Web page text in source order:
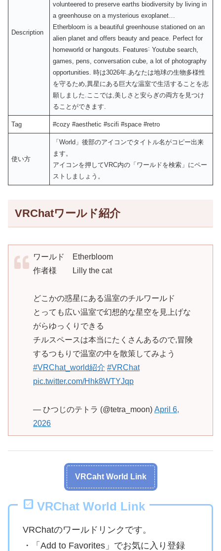
Description
volunteered to preserve earths biodiversity by living in
a greenhouse on a mysterious exoplanet…
Etherbloom is a beautiful greenhouse stationed on an
alien planet and offers beauty and peace. Perfect for
homeworld or hangouts. Features˸ Youtube search,
games, pens, conversation cube, a lot of photography
opportunities. 時は3026年.あなたは地球の生物多様性
を守るため,異星にある巨大な温室で生活することを志
願しました.ここでは,美しさと安らぎの両方を見つけ
ることができます.
Tag #cozy #aesthetic #scifi #space #retro
使い方
「World」後部のアイコンでタイトル名がコピー出来
ます。
アイコンを押してVRC内の「ワールドを検索」にペー
ストしましょう。
VRChatワールド紹介
ワールド Etherbloom
作者様 Lilly the cat
どこかの惑星にある温室のチルワールド
とっても広い温室で幻想的な星空を見上げな
がらゆっくりできる
チルスペースは本当にたくさんあるので,冒険
するつもりで温室の中を散策してみよう
#VRChat_world紹介 #VRChat
pic.twitter.com/Hhk8WTYJqp
— ひつじのテトラ (@tetra_moon) April 6,
2026
VRCaht World Link
VRChat World Link
VRChatのワールドリンクです。
・「Add to Favorites」でお気に入り登録